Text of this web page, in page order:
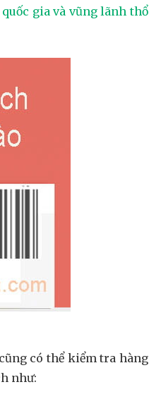
quốc gia và vũng lãnh thổ
có thể kiểm tra hàng
như: